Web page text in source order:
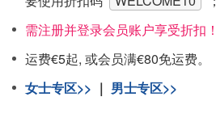
需注册并登录会员账户享受折扣！
运费€5起, 或会员满€80免运费。
女士专区>> ｜ 男士专区>>